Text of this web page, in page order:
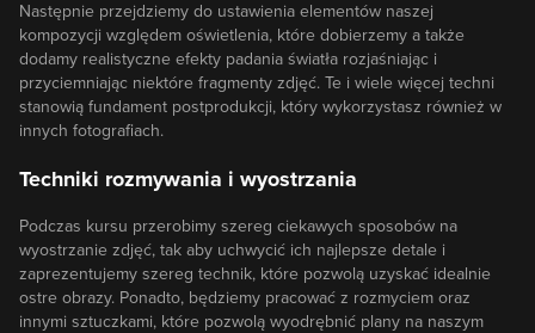
Następnie przejdziemy do ustawienia elementów naszej
kompozycji względem oświetlenia, które dobierzemy a także
dodamy realistyczne efekty padania światła rozjaśniając i
przyciemniając niektóre fragmenty zdjęć. Te i wiele więcej techni
stanowią fundament postprodukcji, który wykorzystasz również w
innych fotografiach.
Techniki rozmywania i wyostrzania
Podczas kursu przerobimy szereg ciekawych sposobów na
wyostrzanie zdjęć, tak aby uchwycić ich najlepsze detale i
zaprezentujemy szereg technik, które pozwolą uzyskać idealnie
ostre obrazy. Ponadto, będziemy pracować z rozmyciem oraz
innymi sztuczkami, które pozwolą wyodrębnić plany na naszym